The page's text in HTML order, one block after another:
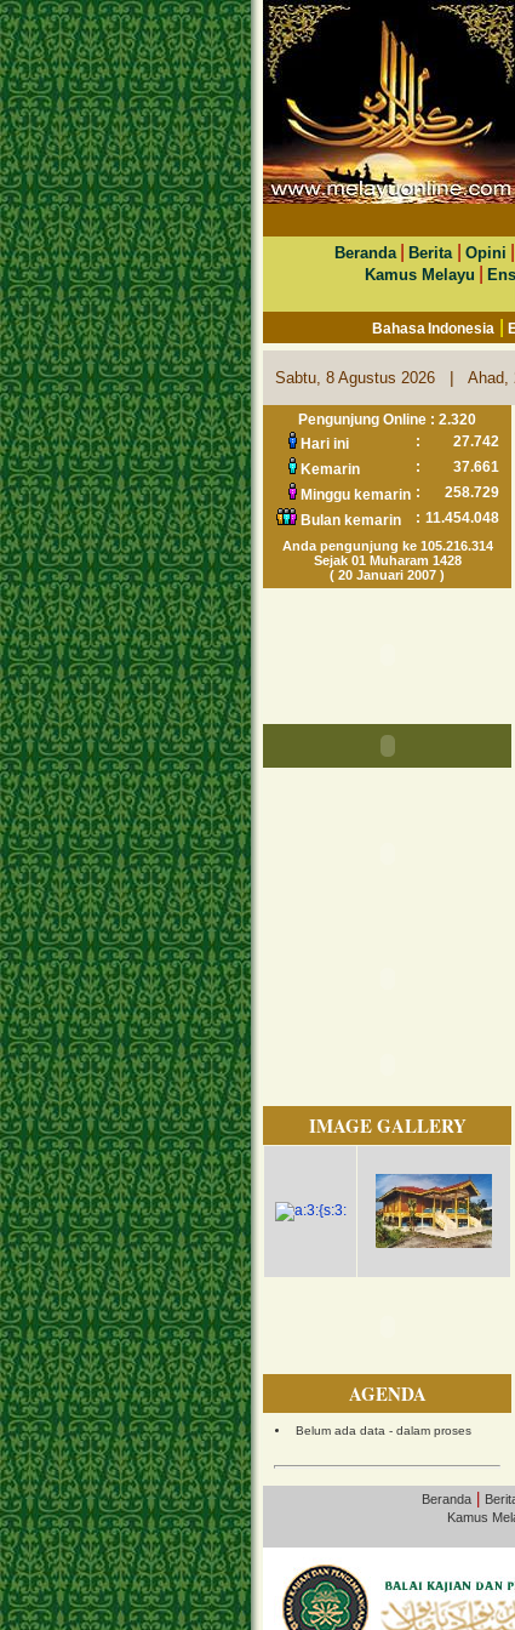
Beranda|Berita Opini
Kamus Melayu
|
Bahasa Indonesia |
Sabtu, 8 Agustus 2026 | Ahad,
Pengunjung Online : 2.320
Hari ini
:
27.742
Kemarin
:
37.661
Minggu kemarin :
258.729
Bulan kemarin
: 11.454.048
Anda pengunjung ke 105.216.314
Sejak 01 Muharam 1428
( 20 Januari 2007 )
IMAGE GALLERY
AGENDA
Belum ada data - dalam proses
Beranda
Kamus